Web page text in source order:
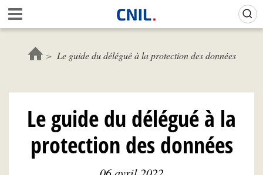
Aller
au
contenu
c
u
l
C
N
I
L
Le guide du délégué à la protection des données
Le guide du délégué à la
protection des données
Gestion de vos préférences sur les cookies (témoins de connexion)